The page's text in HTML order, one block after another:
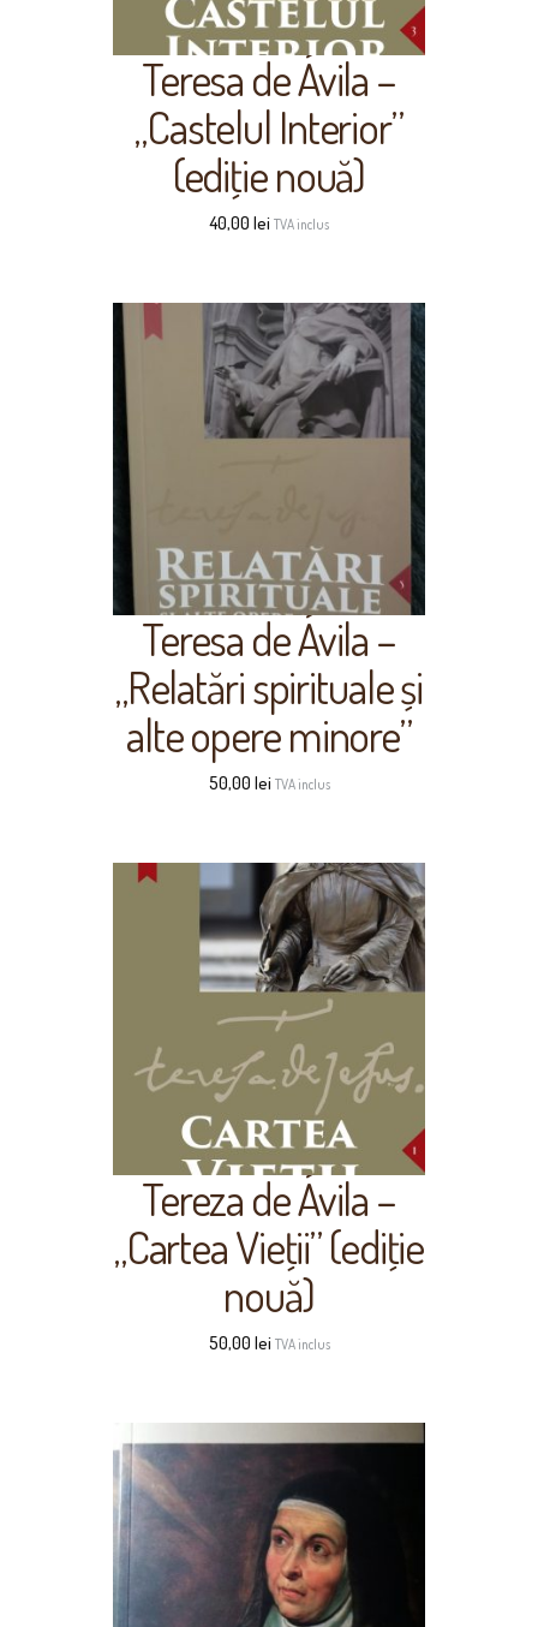
Teresa de Ávila –
„Castelul Interior”
(ediţie nouă)
40,00 lei TVA inclus
Teresa de Ávila –
„Relatări spirituale și
alte opere minore”
50,00 lei TVA inclus
Tereza de Ávila –
„Cartea Vieţii” (ediţie
nouă)
50,00 lei TVA inclus